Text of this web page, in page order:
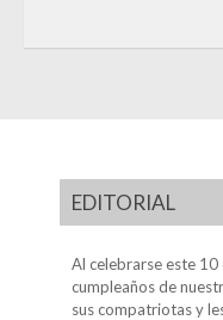
EDITORIAL
Al celebrarse este
cumpleaños de
sus compatriotas y